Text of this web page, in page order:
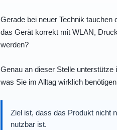
Gerade bei neuer Technik
das Gerät korrekt mit WLAN,
werden?
Genau an dieser Stelle
was Sie im Alltag wirklich
Ziel ist, dass das Produkt nicht
nutzbar ist.